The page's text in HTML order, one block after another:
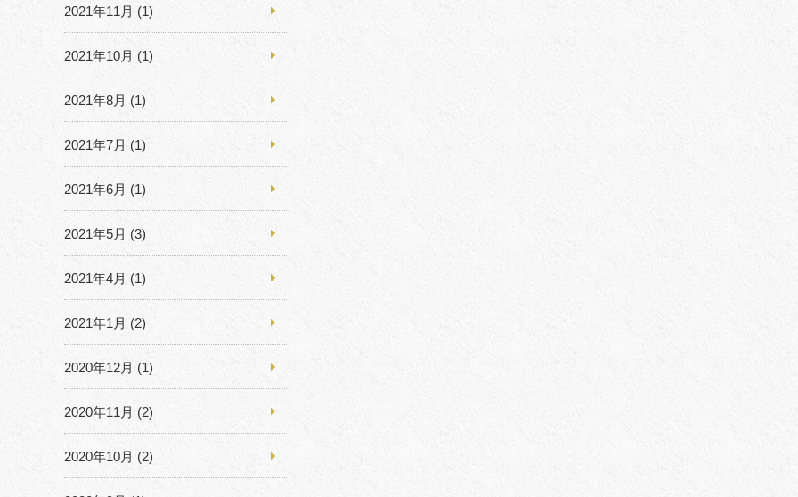
2021年11月 (1)
2021年10月 (1)
2021年8月 (1)
2021年7月 (1)
2021年6月 (1)
2021年5月 (3)
2021年4月 (1)
2021年1月 (2)
2020年12月 (1)
2020年11月 (2)
2020年10月 (2)